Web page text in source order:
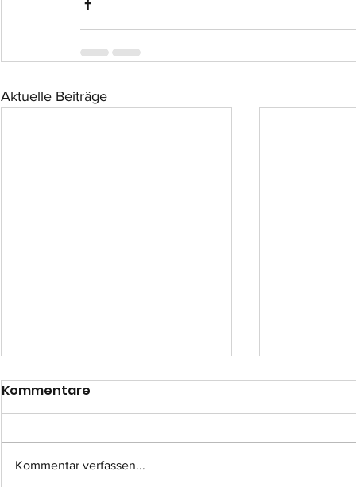
Aktuelle Beiträge
Einsatz-Nr.: 057
Kommentare
Kommentar verfassen...